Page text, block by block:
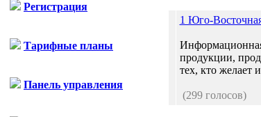
Регистрация
Тарифные планы
Панель управления
1 Юго-
Информационная
продукции,
тех, кто желает
(299 голосов)